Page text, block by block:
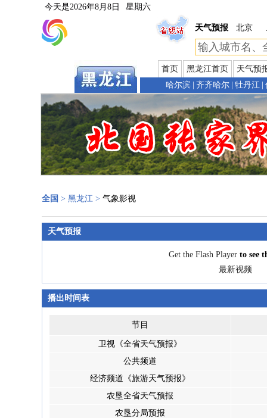
今天是2026年8月8日 星期六
天气预报 北京
首页 黑龙江首页
天气预
哈尔滨 齐齐哈尔 牡丹江
全国 > 黑龙江 > 气象影视
天气预报
Get the Flash Player to see
最新视频
播出时间表
节目
卫视《全省天气预报》
公共频道
经济频道《旅游天气预报》
农垦全省天气预报
农垦分局预报